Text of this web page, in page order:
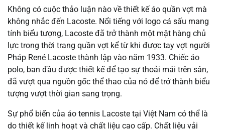
Không có cuộc thảo luận nào về thiết kế áo quần vợt mà
không nhắc đến Lacoste. Nổi tiếng với logo cá sấu mang
tính biểu tượng, Lacoste đã trở thành một mặt hàng chủ
lực trong thời trang quần vợt kể từ khi được tay vợt người
Pháp René Lacoste thành lập vào năm 1933. Chiếc áo
polo, ban đầu được thiết kế để tạo sự thoải mái trên sân,
đã vượt qua nguồn gốc thể thao của nó để trở thành biểu
tượng vượt thời gian sang trọng.
Sự phổ biến của áo tennis Lacoste tại Việt Nam có thể là
do thiết kế linh hoạt và chất liệu cao cấp. Chất liệu vải